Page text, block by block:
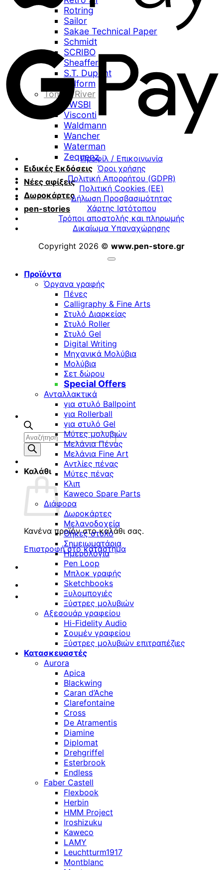
Rotring
Sailor
Sakae Technical Paper
Schmidt
SCRIBO
Sheaffer
S.T. Dupont
Stilform
Tomoe River
TWSBI
Visconti
Waldmann
Wancher
Waterman
Zequenz
Ειδικές Εκδόσεις
Νέες αφίξεις
Δωροκάρτες
pen-stories
Αναζήτηση
προϊόντων
Καλάθι
Κανένα προϊόν στο καλάθι σας.
Επιστροφή στο κατάστημα
Προφίλ / Επικοινωνία
Όροι χρήσης
Πολιτική Απορρήτου (GDPR)
Πολιτική Cookies (ΕΕ)
Δήλωση Προσβασιμότητας
Χάρτης Ιστότοπου
Τρόποι αποστολής και πληρωμής
Δικαίωμα Υπαναχώρησης
Copyright 2026 © www.pen-store.gr
Προϊόντα
Όργανα γραφής
Πένες
Calligraphy & Fine Arts
Στυλό Διαρκείας
Στυλό Roller
Στυλό Gel
Digital Writing
Μηχανικά Μολύβια
Μολύβια
Σετ δώρου
Special Offers
Ανταλλακτικά
για στυλό Ballpoint
για Rollerball
για στυλό Gel
Μύτες μολυβιών
Μελάνια Πένας
Μελάνια Fine Art
Αντλίες πένας
Μύτες πένας
Κλιπ
Kaweco Spare Parts
Διάφορα
Δωροκάρτες
Μελανοδοχεία
Θήκες στυλό
Σημειωματάρια
Ημερολόγια
Pen Loop
Μπλοκ γραφής
Sketchbooks
Ξυλομπογιές
Ξύστρες μολυβιών
Αξεσουάρ γραφείου
Hi-Fidelity Audio
Σουμέν γραφείου
Ξύστρες μολυβιών επιτραπέζιες
Κατασκευαστές
Aurora
Apica
Blackwing
Caran d’Ache
Clarefontaine
Cross
De Atramentis
Diamine
Diplomat
Drehgriffel
Esterbrook
Endless
Faber Castell
Flexbook
Herbin
HMM Project
Iroshizuku
Kaweco
LAMY
Leuchtturm1917
Montblanc